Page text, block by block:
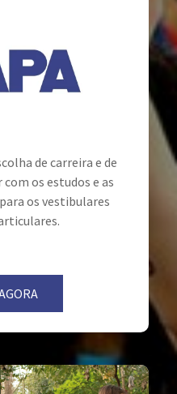
de carreira e de
os estudos e as
os vestibulares